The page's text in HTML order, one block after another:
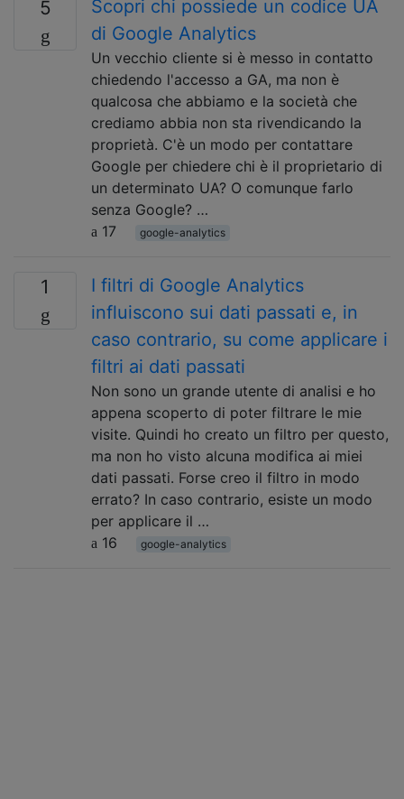
5
Scopri chi possiede un codice UA
di Google Analytics
Un vecchio cliente si è messo in contatto
chiedendo l'accesso a GA, ma non è
qualcosa che abbiamo e la società che
crediamo abbia non sta rivendicando la
proprietà. C'è un modo per contattare
Google per chiedere chi è il proprietario di
un determinato UA? O comunque farlo
senza Google? …
17
google-analytics
1
I filtri di Google Analytics
influiscono sui dati passati e, in
caso contrario, su come applicare i
filtri ai dati passati
Non sono un grande utente di analisi e ho
appena scoperto di poter filtrare le mie
visite. Quindi ho creato un filtro per questo,
ma non ho visto alcuna modifica ai miei
dati passati. Forse creo il filtro in modo
errato? In caso contrario, esiste un modo
per applicare il …
16
google-analytics